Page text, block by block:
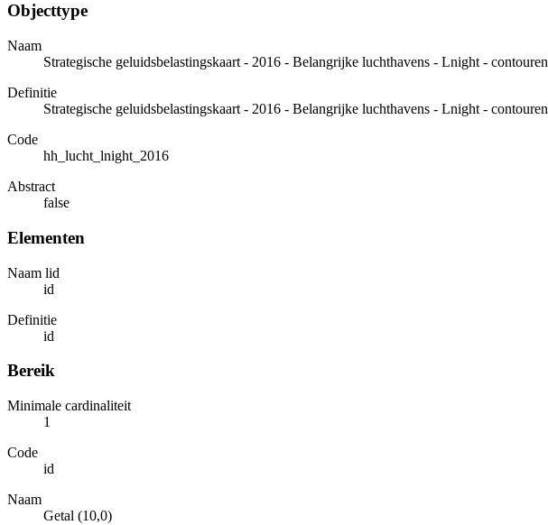
Objecttype
Naam
Strategische geluidsbelastingskaart - 2016 - Belangrijke luchthavens - Lnight - contouren
Definitie
Strategische geluidsbelastingskaart - 2016 - Belangrijke luchthavens - Lnight - contouren
Code
hh_lucht_lnight_2016
Abstract
false
Elementen
Naam lid
id
Definitie
id
Bereik
Minimale cardinaliteit
1
Code
id
Naam
Getal (10,0)